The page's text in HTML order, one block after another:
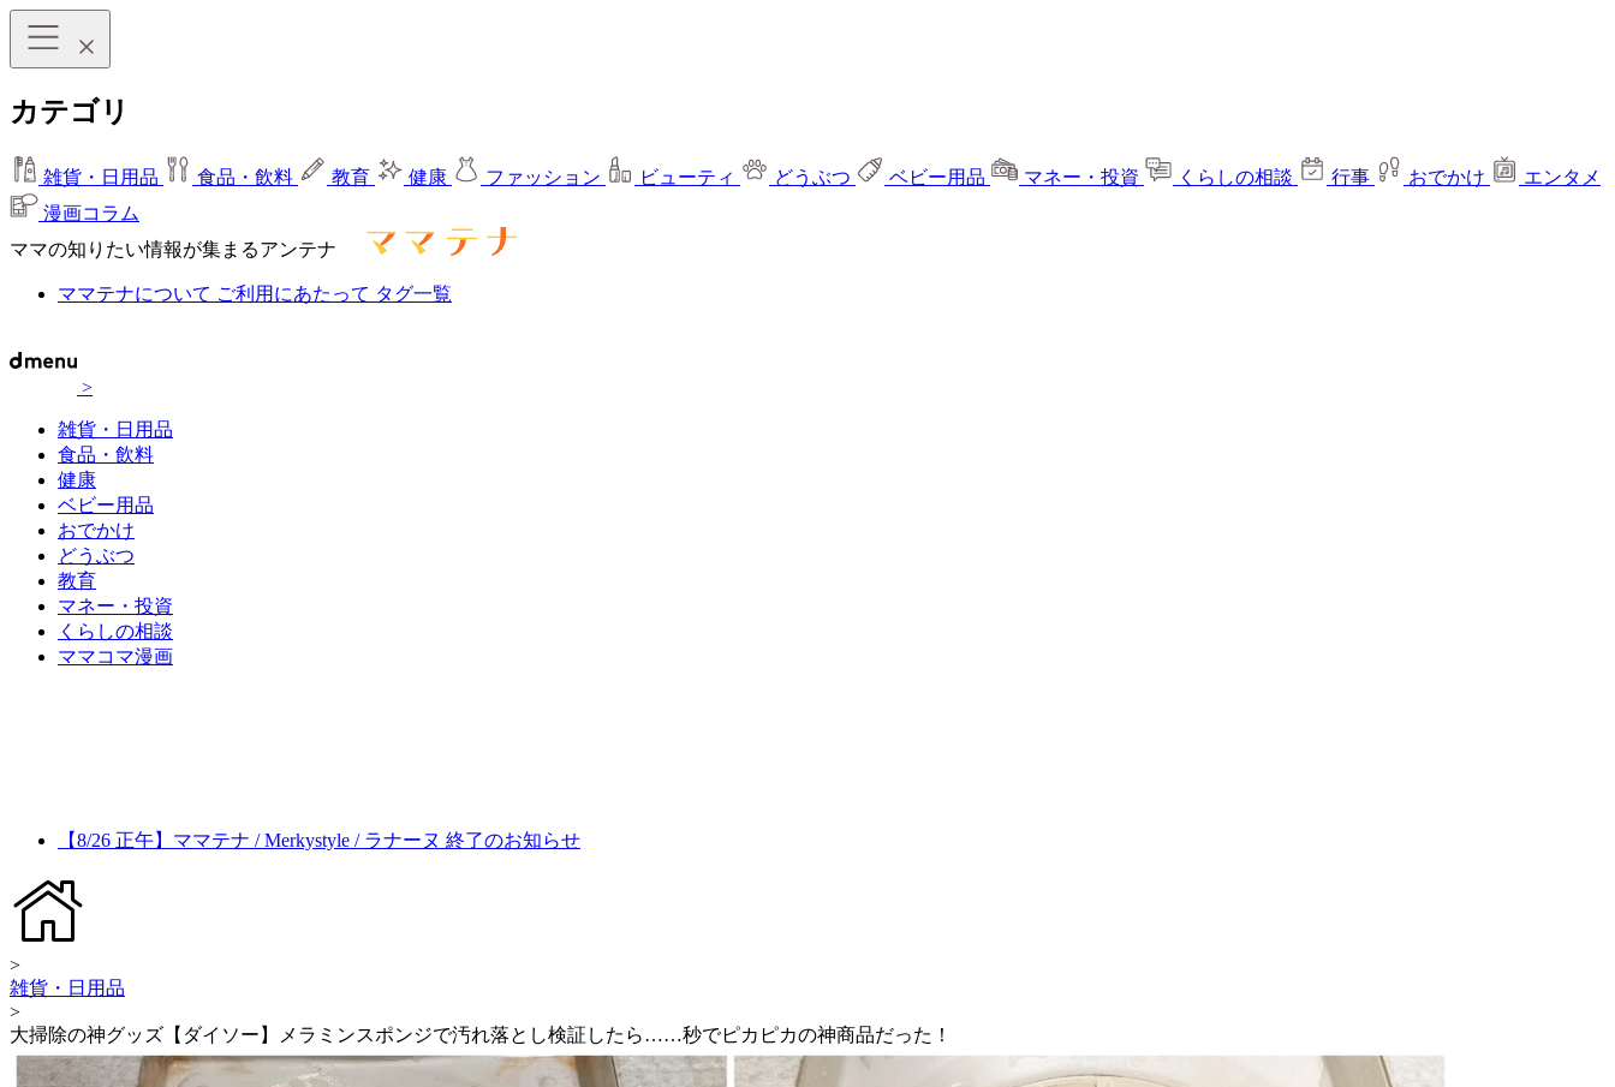
カテゴリ
雑貨・日用品 食品・飲料 教育 健康 ファッション ビューティ どうぶつ ベビー用品 マネー・投資 くらしの相談 行事 おでかけ
エンタメ
漫画コラム
ママの知りたい情報が集まるアンテナ
ママテナについて ご利用にあたって タグ一覧
>
雑貨・日用品
食品・飲料
健康
ベビー用品
おでかけ
どうぶつ
教育
マネー・投資
くらしの相談
ママコマ漫画
【8/26 正午】ママテナ / Merkystyle / ラナーヌ 終了のお知らせ
>
雑貨・日用品
>
大掃除の神グッズ【ダイソー】メラミンスポンジで汚れ落とし検証したら……秒でピカピカの神商品だった！